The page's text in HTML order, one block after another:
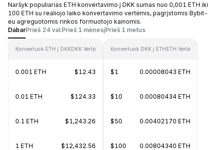
Naršyk populiarias ETH konvertavimo į DKK sumas nuo 0,001 ETH iki
100 ETH su realiojo laiko konvertavimo vertėmis, pagrįstomis Bybit-
eu agreguotomis rinkos formuotojo kainomis.
DabarPrieš 24 val.Prieš 1 mėnesįPrieš 1 metus
Konvertuok ETH į DKKDKK Vertė
0.001 ETH $12.43
0.01 ETH $124.33
0.1 ETH $1,243.26
1 ETH $12,432.56
Konvertuok DKK į ETHETH Vertė
$1 0.00008043 ETH
$10 0.00080434 ETH
$50 0.00402170 ETH
$100 0.00804340 ETH